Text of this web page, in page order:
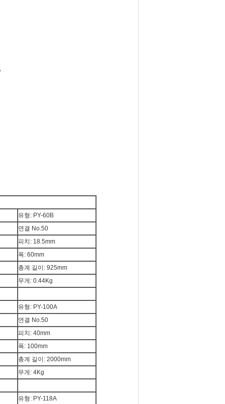
유형: PY-60B
연결 No.50
피치: 18.5mm
폭: 60mm
총계 길이: 925mm
무게: 0.44Kg
유형: PY-100A
연결 No.50
피치: 40mm
폭: 100mm
총계 길이: 2000mm
무게: 4Kg
유형: PY-118A